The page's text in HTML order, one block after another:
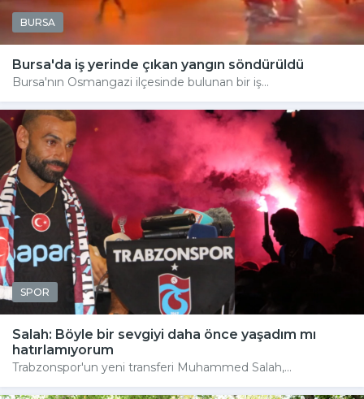
BURSA
Bursa'da iş yerinde çıkan yangın söndürüldü
Bursa'nın Osmangazi ilçesinde bulunan bir iş...
SPOR
Salah: Böyle bir sevgiyi daha önce yaşadım mı
hatırlamıyorum
Trabzonspor'un yeni transferi Muhammed Salah,...